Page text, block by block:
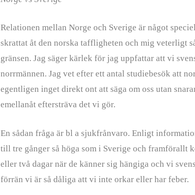
Relationen mellan Norge och Sverige är något
skrattat åt den norska taffligheten och mig veterligt
gränsen. Jag säger kärlek för jag uppfattar att vi
norrmännen. Jag vet efter ett antal studiebesök att
egentligen inget direkt ont att säga om oss utan
emellanåt eftersträva det vi gör.
En sådan fråga är bl a sjukfrånvaro. Enligt
till tre gånger så höga som i Sverige och framförallt
eller två dagar när de känner sig hängiga och vi
förrän vi är så dåliga att vi inte orkar eller har feber.